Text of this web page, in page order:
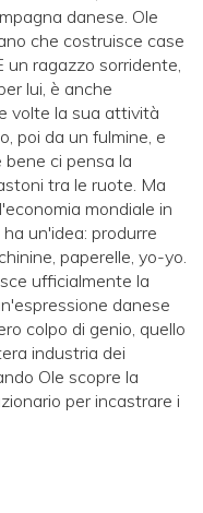
danese. Ole
che costruisce case
un ragazzo sorridente,
lui, è anche
volte la sua attività
poi da un fulmine, e
ci pensa la
tra le ruote. Ma
mondiale in
un'idea: produrre
paperelle, yo-yo.
ufficialmente la
danese
colpo di genio, quello
industria dei
Ole scopre la
per incastrare i